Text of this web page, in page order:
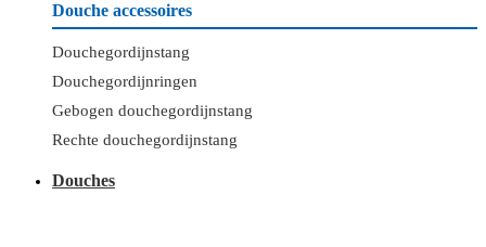
Douche accessoires
Douchegordijnstang
Douchegordijnringen
Gebogen douchegordijnstang
Rechte douchegordijnstang
Douches